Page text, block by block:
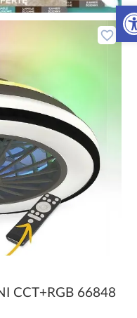
CCT+RGB 66848